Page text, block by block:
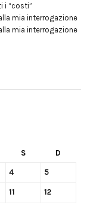
i “costi”
mia interrogazione
mia interrogazione
S D
4 5
11 12